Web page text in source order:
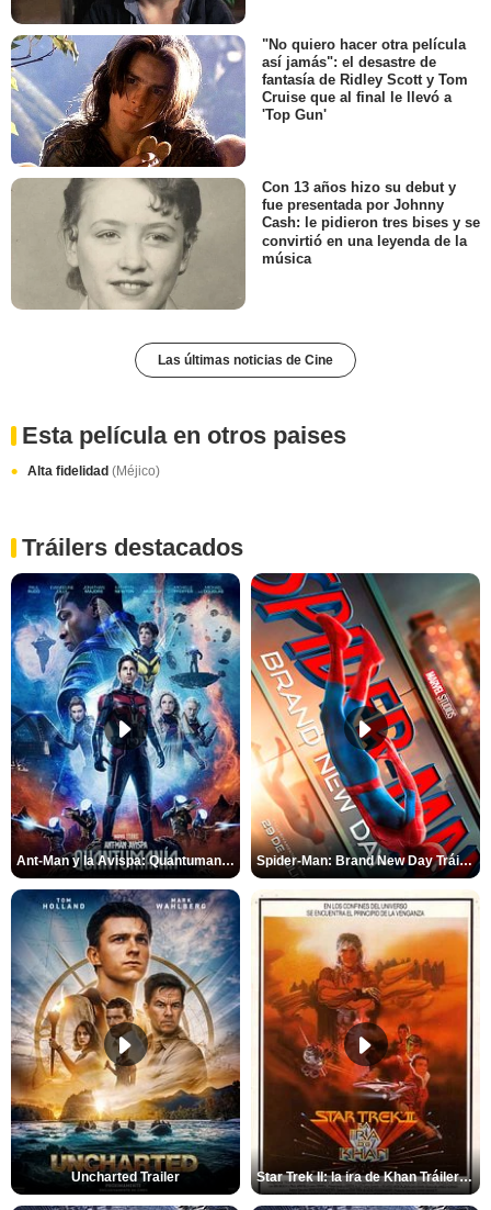
"No quiero hacer otra película
así jamás": el desastre de
fantasía de Ridley Scott y Tom
Cruise que al final le llevó a
'Top Gun'
Con 13 años hizo su debut y
fue presentada por Johnny
Cash: le pidieron tres bises y se
convirtió en una leyenda de la
música
Las últimas noticias de Cine
Esta película en otros paises
Alta fidelidad (Méjico)
Tráilers destacados
Ant-Man y la Avispa: Quantumanía Tráiler (2) Spider-Man: Brand New Day Tráiler (3)
Uncharted Trailer Star Trek II: la ira de Khan Tráiler VO